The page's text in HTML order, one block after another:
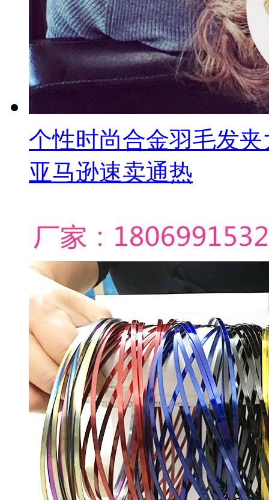
个性时尚合金羽毛发
亚马逊速卖通热